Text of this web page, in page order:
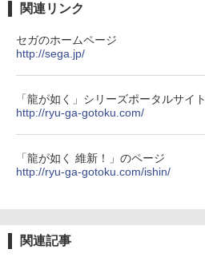
関連リンク
セガのホームページ
http://sega.jp/
「龍が如く」シリーズポータルサイト
http://ryu-ga-gotoku.com/
「龍が如く 維新！」のページ
http://ryu-ga-gotoku.com/ishin/
関連記事